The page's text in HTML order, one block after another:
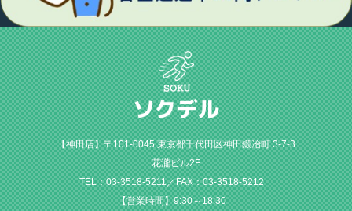
【神田店】〒101-0045 東京都千代田区神田鍛冶町 3-7-3
花瀧ビル2F
TEL：03-3518-5211／FAX：03-3518-5212
【営業時間】9:30～18:30